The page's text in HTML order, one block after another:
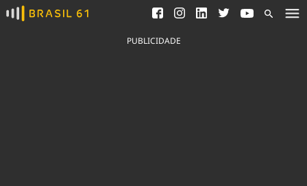
Ver todas as notícias
Saneamento
Indicadores
PUBLICIDADE